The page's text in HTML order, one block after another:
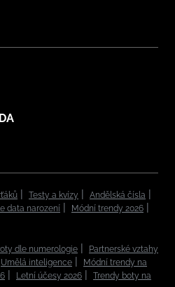
Testy a kvízy
Andělská čísla
data narození
Módní trendy 2026
dle numerologie
Partnerské vztahy
Umělá inteligence
Módní trendy na
Letní účesy 2026
Trendy boty na